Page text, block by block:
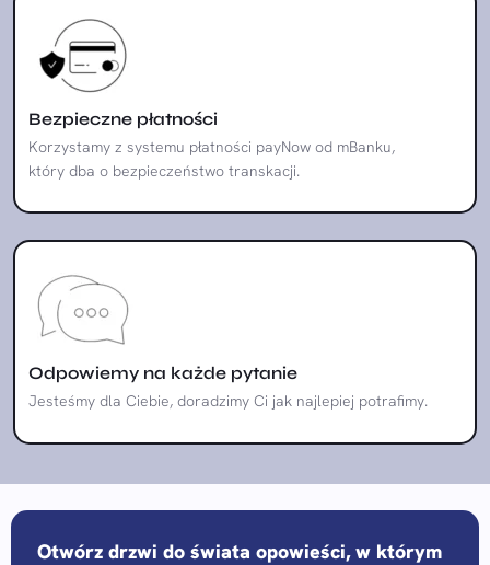
Bezpieczne płatności
Korzystamy z systemu płatności payNow od mBanku,
który dba o bezpieczeństwo transkacji.
Odpowiemy na każde pytanie
Jesteśmy dla Ciebie, doradzimy Ci jak najlepiej potrafimy.
Otwórz drzwi do świata opowieści, w którym